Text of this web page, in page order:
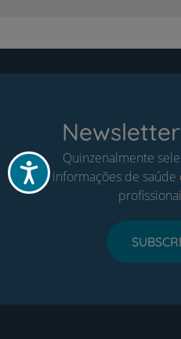
Acessibilidade
Quinzenalmente
informações de saúde